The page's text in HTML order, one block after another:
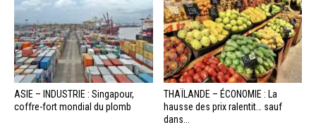
ASIE – INDUSTRIE : Singapour,
coffre-fort mondial du plomb
THAÏLANDE – ÉCONOMIE : La
hausse des prix ralentit… sauf
dans...